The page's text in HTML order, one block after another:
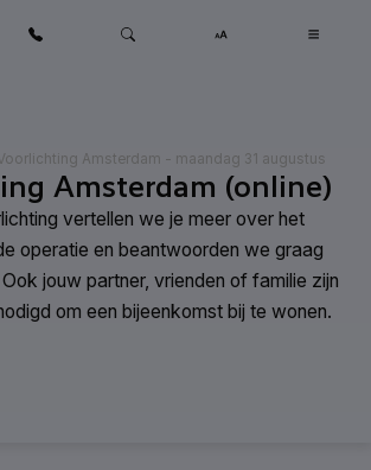
Amsterdam - maandag 31 augustus
Amsterdam (online)
vertellen we je meer over het
operatie en beantwoorden we graag
jouw partner, vrienden of familie zijn
om een bijeenkomst bij te wonen.